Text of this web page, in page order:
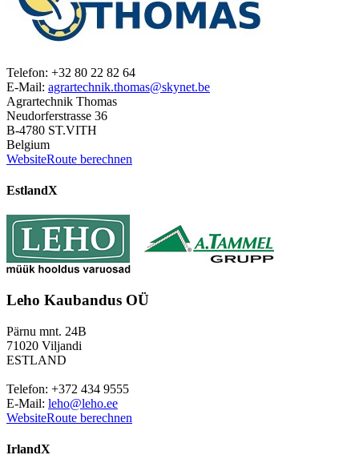
Telefon: +32 80 22 82 64
E-Mail: agrartechnik.thomas@skynet.be
Agrartechnik Thomas
Neudorferstrasse 36
B-4780 ST.VITH
Belgium
WebsiteRoute berechnen
EstlandX
Leho Kaubandus OÜ
Pärnu mnt. 24B
71020 Viljandi
ESTLAND
Telefon: +372 434 9555
E-Mail: leho@leho.ee
WebsiteRoute berechnen
IrlandX